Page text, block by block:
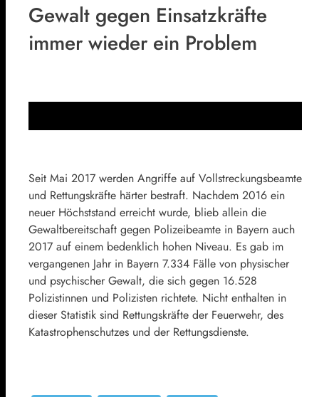
Gewalt gegen Einsatzkräfte
immer wieder ein Problem
Seit Mai 2017 werden Angriffe auf Vollstreckungsbeamte
und Rettungskräfte härter bestraft. Nachdem 2016 ein
neuer Höchststand erreicht wurde, blieb allein die
Gewaltbereitschaft gegen Polizeibeamte in Bayern auch
2017 auf einem bedenklich hohen Niveau. Es gab im
vergangenen Jahr in Bayern 7.334 Fälle von physischer
und psychischer Gewalt, die sich gegen 16.528
Polizistinnen und Polizisten richtete. Nicht enthalten in
dieser Statistik sind Rettungskräfte der Feuerwehr, des
Katastrophenschutzes und der Rettungsdienste.